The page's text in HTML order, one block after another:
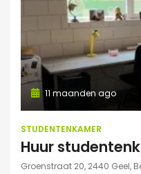
11 maanden ago
STUDENTENKAMER
Huur
Groenstraat 20, 2440 Geel,